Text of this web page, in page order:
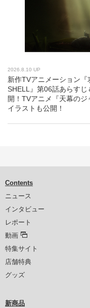
2026.8.10 UP
新作TVアニメーション
SHELL』第06話あらす
開！TVアニメ『天幕の
イラストも公開！
Contents
ニュース
インタビュー
レポート
動画
特集サイト
店舗特典
グッズ
新商品